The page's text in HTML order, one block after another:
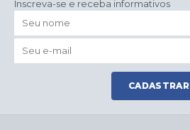
Inscreva-se e receba informativos
CADASTRAR